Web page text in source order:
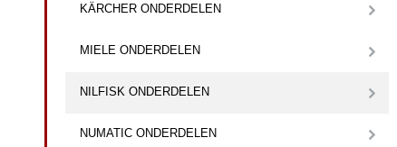
KÄRCHER ONDERDELEN
MIELE ONDERDELEN
NILFISK ONDERDELEN
NUMATIC ONDERDELEN